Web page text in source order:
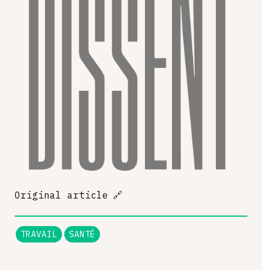
Original article 🔗
TRAVAIL SANTÉ